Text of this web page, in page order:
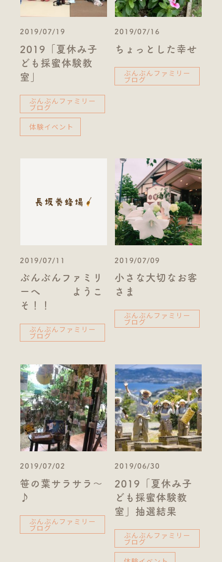
2019/07/19
2019「夏休み子
ども採蜜体験教
室」
ぶんぶんファミリー
ブログ
体験イベント
2019/07/16
ちょっとした幸せ
ぶんぶんファミリー
ブログ
2019/07/11
ぶんぶんファミリ
ーへ ようこ
そ！！
ぶんぶんファミリー
ブログ
2019/07/09
小さな大切なお客
さま
ぶんぶんファミリー
ブログ
2019/07/02
笹の葉サラサラ～
♪
ぶんぶんファミリー
ブログ
2019/06/30
2019「夏休み子
ども採蜜体験教
室」抽選結果
ぶんぶんファミリー
ブログ